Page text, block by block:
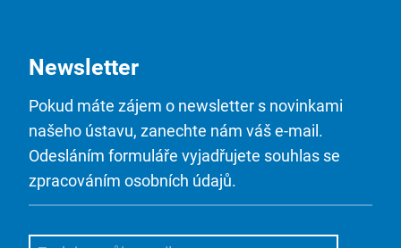
Newsletter
Pokud máte zájem o newsletter s novinkami
našeho ústavu, zanechte nám váš e-mail.
Odesláním formuláře vyjadřujete souhlas se
zpracováním osobních údajů.